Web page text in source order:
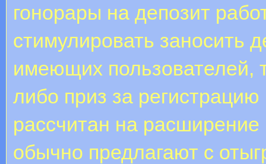
гонорары на депозит
стимулировать заносить
имеющих пользователей,
либо приз за
рассчитан на
обычно предлагают с